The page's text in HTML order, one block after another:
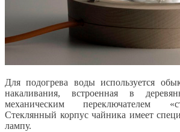
Для подогрева воды используется
накаливания, встроенная в
механическим переключателем
Стеклянный корпус чайника имеет
лампу.